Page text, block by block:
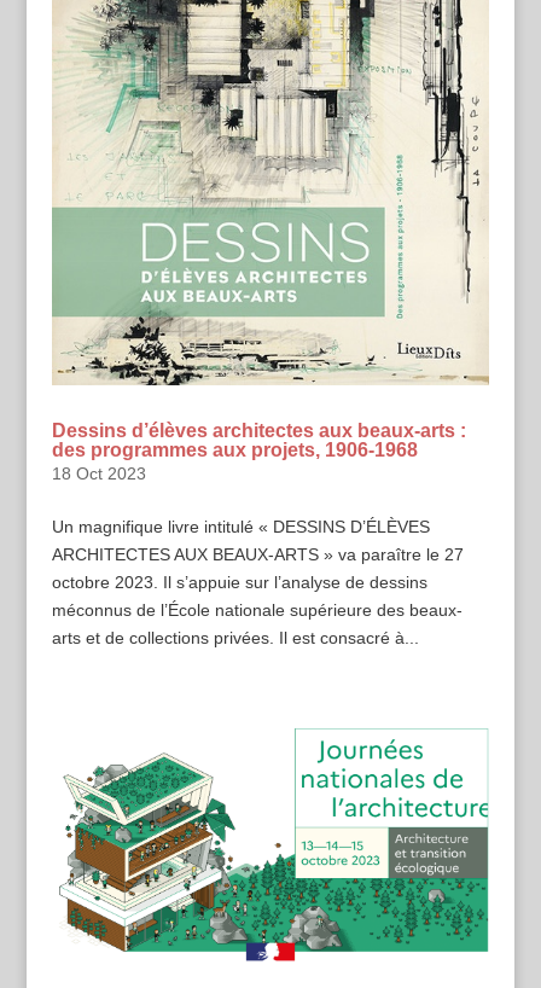
Dessins d’élèves architectes aux beaux-arts :
des programmes aux projets, 1906-1968
18 Oct 2023
Un magnifique livre intitulé « DESSINS D’ÉLÈVES
ARCHITECTES AUX BEAUX-ARTS » va paraître le 27
octobre 2023. Il s’appuie sur l’analyse de dessins
méconnus de l’École nationale supérieure des beaux-
arts et de collections privées. Il est consacré à...